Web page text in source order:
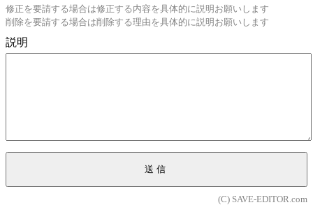
修正を要請する場合は修正する内容を具体的に説明お願いします
削除を要請する場合は削除する理由を具体的に説明お願いします
説明
送信
(C) SAVE-EDITOR.com